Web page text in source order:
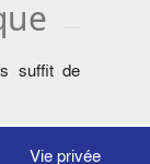
suffit de
Vie privée